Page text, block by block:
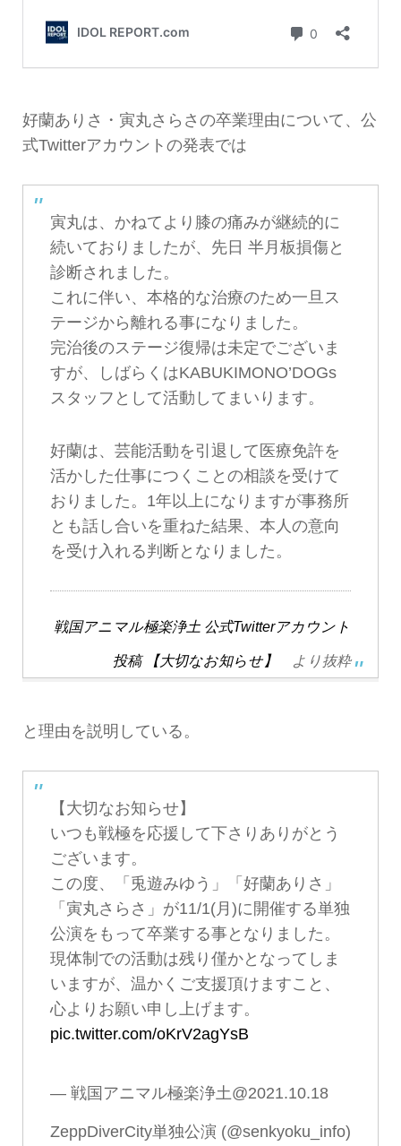
好蘭ありさ・寅丸さらさの卒業理由について、公
式Twitterアカウントの発表では
寅丸は、かねてより膝の痛みが継続的に
続いておりましたが、先日 半月板損傷と
診断されました。
これに伴い、本格的な治療のため一旦ス
テージから離れる事になりました。
完治後のステージ復帰は未定でございま
すが、しばらくはKABUKIMONO’DOGs
スタッフとして活動してまいります。
好蘭は、芸能活動を引退して医療免許を
活かした仕事につくことの相談を受けて
おりました。1年以上になりますが事務所
とも話し合いを重ねた結果、本人の意向
を受け入れる判断となりました。
戦国アニマル極楽浄土 公式Twitterアカウント
投稿 【大切なお知らせ】 より抜粋
と理由を説明している。
【大切なお知らせ】
いつも戦極を応援して下さりありがとう
ございます。
この度、「兎遊みゆう」「好蘭ありさ」
「寅丸さらさ」が11/1(月)に開催する単独
公演をもって卒業する事となりました。
現体制での活動は残り僅かとなってしま
いますが、温かくご支援頂けますこと、
心よりお願い申し上げます。
pic.twitter.com/oKrV2agYsB
— 戦国アニマル極楽浄土@2021.10.18
ZeppDiverCity単独公演 (@senkyoku_info)